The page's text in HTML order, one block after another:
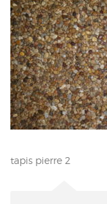
tapis pierre 2